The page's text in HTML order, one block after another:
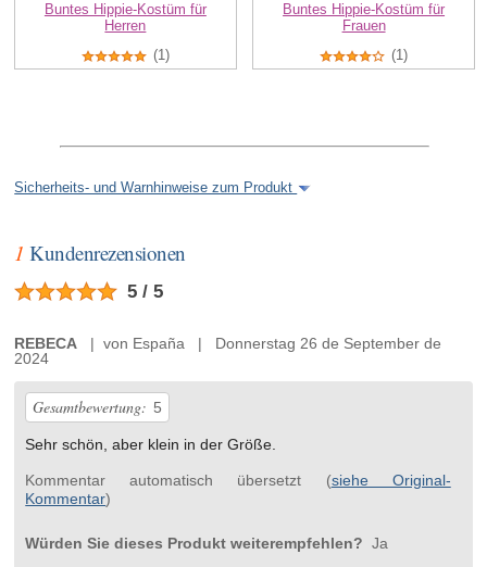
Buntes Hippie-Kostüm für
Herren
(1)
Buntes Hippie-Kostüm für
Frauen
(1)
Sicherheits- und Warnhinweise zum Produkt
1 Kundenrezensionen
5 / 5
REBECA | von España | Donnerstag 26 de September de
2024
Gesamtbewertung: 5
Sehr schön, aber klein in der Größe.
Kommentar automatisch übersetzt (siehe Original-
Kommentar)
Würden Sie dieses Produkt weiterempfehlen? Ja